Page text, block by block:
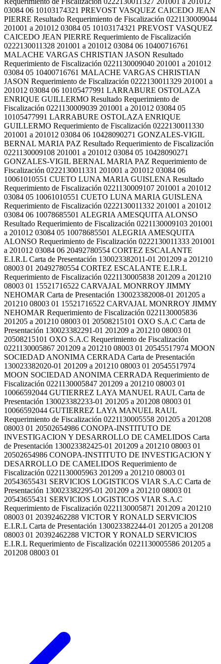
03084 06 10103174321 PREVOST VASQUEZ CAICEDO JEAN
PIERRE Resultado Requerimiento de Fiscalización 0221130009044
201001 a 201012 03084 05 10103174321 PREVOST VASQUEZ
CAICEDO JEAN PIERRE Requerimiento de Fiscalización
0222130011328 201001 a 201012 03084 06 10400716761
MALACHE VARGAS CHRISTIAN JASON Resultado
Requerimiento de Fiscalización 0221130009040 201001 a 201012
03084 05 10400716761 MALACHE VARGAS CHRISTIAN
JASON Requerimiento de Fiscalización 0222130011329 201001 a
201012 03084 06 10105477991 LARRABURE OSTOLAZA
ENRIQUE GUILLERMO Resultado Requerimiento de
Fiscalización 0221130009039 201001 a 201012 03084 05
10105477991 LARRABURE OSTOLAZA ENRIQUE
GUILLERMO Requerimiento de Fiscalización 0222130011330
201001 a 201012 03084 06 10428090271 GONZALES-VIGIL
BERNAL MARIA PAZ Resultado Requerimiento de Fiscalización
0221130009108 201001 a 201012 03084 05 10428090271
GONZALES-VIGIL BERNAL MARIA PAZ Requerimiento de
Fiscalización 0222130011331 201001 a 201012 03084 06
10061010551 CUETO LUNA MARIA GUISLENA Resultado
Requerimiento de Fiscalización 0221130009107 201001 a 201012
03084 05 10061010551 CUETO LUNA MARIA GUISLENA
Requerimiento de Fiscalización 0222130011332 201001 a 201012
03084 06 10078685501 ALEGRIA AMESQUITA ALONSO
Resultado Requerimiento de Fiscalización 0221130009103 201001
a 201012 03084 05 10078685501 ALEGRIA AMESQUITA
ALONSO Requerimiento de Fiscalización 0222130011333 201001
a 201012 03084 06 20492780554 CORTEZ ESCALANTE
E.I.R.L Carta de Presentación 130023382011-01 201209 a 201210
08003 01 20492780554 CORTEZ ESCALANTE E.I.R.L
Requerimiento de Fiscalización 0221130005838 201209 a 201210
08003 01 15521716522 CARVAJAL MONRROY JIMMY
NEHOMAR Carta de Presentación 130023382008-01 201205 a
201210 08003 01 15521716522 CARVAJAL MONRROY JIMMY
NEHOMAR Requerimiento de Fiscalización 0221130005836
201205 a 201210 08003 01 20508215101 OXO S.A.C Carta de
Presentación 130023382291-01 201209 a 201210 08003 01
20508215101 OXO S.A.C Requerimiento de Fiscalización
0221130005867 201209 a 201210 08003 01 20545517974 MOON
SOCIEDAD ANONIMA CERRADA Carta de Presentación
130023382020-01 201209 a 201210 08003 01 20545517974
MOON SOCIEDAD ANONIMA CERRADA Requerimiento de
Fiscalización 0221130005847 201209 a 201210 08003 01
10066592044 GUTIERREZ LAYA MANUEL RAUL Carta de
Presentación 130023382233-01 201205 a 201208 08003 01
10066592044 GUTIERREZ LAYA MANUEL RAUL
Requerimiento de Fiscalización 0221130005558 201205 a 201208
08003 01 20502654986 CONOPA-INSTITUTO DE
INVESTIGACION Y DESARROLLO DE CAMELIDOS Carta
de Presentación 130023382425-01 201209 a 201210 08003 01
20502654986 CONOPA-INSTITUTO DE INVESTIGACION Y
DESARROLLO DE CAMELIDOS Requerimiento de
Fiscalización 0221130005963 201209 a 201210 08003 01
20543655431 SERVICIOS LOGISTICOS VIAR S.A.C Carta de
Presentación 130023382295-01 201209 a 201210 08003 01
20543655431 SERVICIOS LOGISTICOS VIAR S.A.C
Requerimiento de Fiscalización 0221130005871 201209 a 201210
08003 01 20392462288 VICTOR Y RONALD SERVICIOS
E.I.R.L Carta de Presentación 130023382244-01 201205 a 201208
08003 01 20392462288 VICTOR Y RONALD SERVICIOS
E.I.R.L Requerimiento de Fiscalización 0221130005586 201205 a
201208 08003 01